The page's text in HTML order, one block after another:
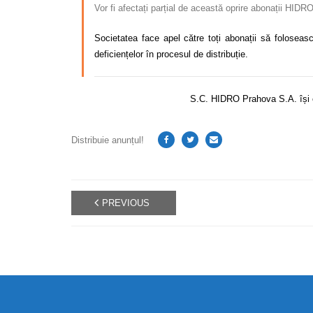
Vor fi afectați parțial de această oprire abonații
Societatea face apel către toți abonații să
deficiențelor în procesul de distribuție.
S.C. HIDRO Prahova S.A. își
Distribuie anunțul!
PREVIOUS